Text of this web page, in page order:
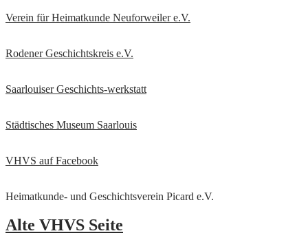
Verein für Heimatkunde Neuforweiler e.V.
Rodener Geschichtskreis e.V.
Saarlouiser Geschichts-werkstatt
Städtisches Museum Saarlouis
VHVS auf Facebook
Heimatkunde- und Geschichtsverein Picard e.V.
Alte VHVS Seite